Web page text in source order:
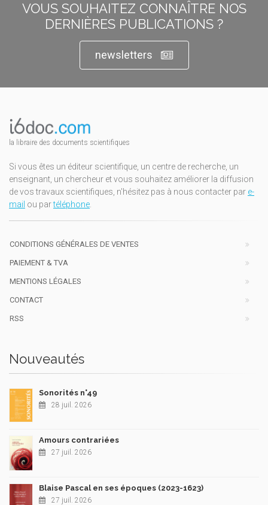
VOUS SOUHAITEZ CONNAÎTRE NOS
DERNIÈRES PUBLICATIONS ?
newsletters
la libraire des documents scientifiques
Si vous êtes un éditeur scientifique, un centre de recherche, un
enseignant, un chercheur et vous souhaitez améliorer la diffusion
de vos travaux scientifiques, n'hésitez pas à nous contacter par e-
mail ou partéléphone
CONDITIONS GÉNÉRALES DE VENTES
PAIEMENT & TVA
MENTIONS LÉGALES
CONTACT
RSS
Nouveautés
Sonorités n°49
28 juil. 2026
Amours contrariées
27 juil. 2026
Blaise Pascal en ses époques (2023-1623)
27 juil. 2026